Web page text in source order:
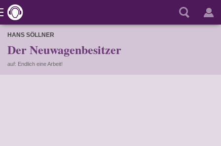
HANS SÖLLNER
Der Neuwagenbesitzer
auf: Endlich eine Arbeit!